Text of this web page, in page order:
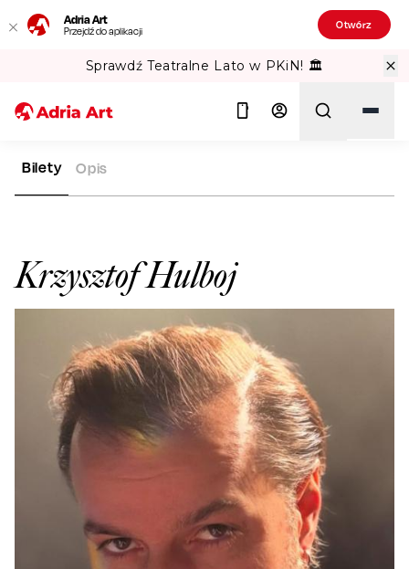
Adria Art
Przejdź do aplikacji Otwórz
Sprawdź Teatralne Lato w PKiN! 🏛️
ADRIA ART
Krzysztof Hulboj
Bilety Opis